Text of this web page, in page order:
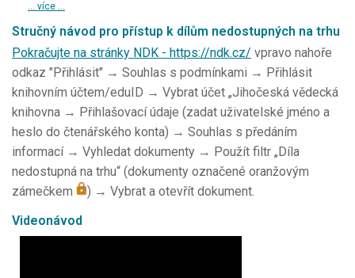
... více ...
Stručný návod pro přístup k dílům nedostupných na trhu
Pokračujte na stránky NDK - https://ndk.cz/ vpravo nahoře
odkaz "Přihlásit" → Souhlas s podmínkami → Přihlásit
knihovním účtem/eduID → Vybrat účet „Jihočeská vědecká
knihovna → Přihlašovací údaje (zadat uživatelské jméno a
heslo do čtenářského konta) → Souhlas s předáním
informací → Vyhledat dokumenty → Použít filtr „Díla
nedostupná na trhu“ (dokumenty označené oranžovým
zámečkem
) → Vybrat a otevřít dokument.
Videonávod